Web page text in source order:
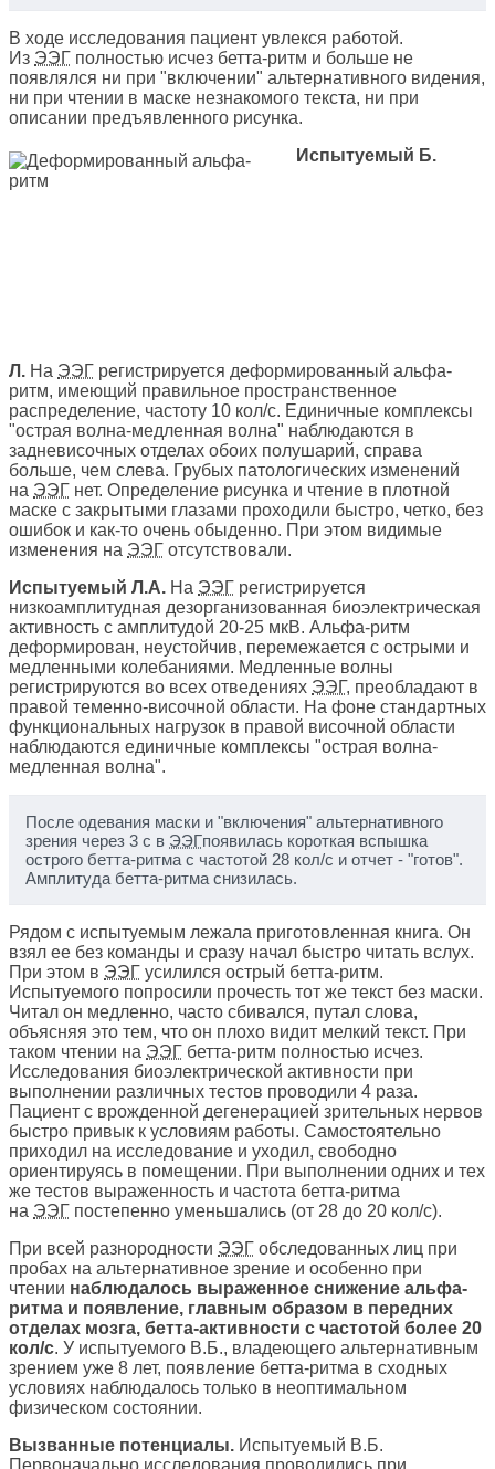
В ходе исследования пациент увлекся работой.
Из ЭЭГ полностью исчез бетта-ритм и больше не
появлялся ни при "включении" альтернативного видения,
ни при чтении в маске незнакомого текста, ни при
описании предъявленного рисунка.
Испытуемый Б.
Л. На ЭЭГ регистрируется деформированный альфа-
ритм, имеющий правильное пространственное
распределение, частоту 10 кол/с. Единичные комплексы
"острая волна-медленная волна" наблюдаются в
задневисочных отделах обоих полушарий, справа
больше, чем слева. Грубых патологических изменений
на ЭЭГ нет. Определение рисунка и чтение в плотной
маске с закрытыми глазами проходили быстро, четко, без
ошибок и как-то очень обыденно. При этом видимые
изменения на ЭЭГ отсутствовали.
Испытуемый Л.А. На ЭЭГ регистрируется
низкоамплитудная дезорганизованная биоэлектрическая
активность с амплитудой 20-25 мкВ. Альфа-ритм
деформирован, неустойчив, перемежается с острыми и
медленными колебаниями. Медленные волны
регистрируются во всех отведениях ЭЭГ, преобладают в
правой теменно-височной области. На фоне стандартных
функциональных нагрузок в правой височной области
наблюдаются единичные комплексы "острая волна-
медленная волна".
После одевания маски и "включения" альтернативного
зрения через 3 с в ЭЭГпоявилась короткая вспышка
острого бетта-ритма с частотой 28 кол/с и отчет - "готов".
Амплитуда бетта-ритма снизилась.
Рядом с испытуемым лежала приготовленная книга. Он
взял ее без команды и сразу начал быстро читать вслух.
При этом в ЭЭГ усилился острый бетта-ритм.
Испытуемого попросили прочесть тот же текст без маски.
Читал он медленно, часто сбивался, путал слова,
объясняя это тем, что он плохо видит мелкий текст. При
таком чтении на ЭЭГ бетта-ритм полностью исчез.
Исследования биоэлектрической активности при
выполнении различных тестов проводили 4 раза.
Пациент с врожденной дегенерацией зрительных нервов
быстро привык к условиям работы. Самостоятельно
приходил на исследование и уходил, свободно
ориентируясь в помещении. При выполнении одних и тех
же тестов выраженность и частота бетта-ритма
на ЭЭГ постепенно уменьшались (от 28 до 20 кол/с).
При всей разнородности ЭЭГ обследованных лиц при
пробах на альтернативное зрение и особенно при
чтении наблюдалось выраженное снижение альфа-
ритма и появление, главным образом в передних
отделах мозга, бетта-активности с частотой более 20
кол/с. У испытуемого В.Б., владеющего альтернативным
зрением уже 8 лет, появление бетта-ритма в сходных
условиях наблюдалось только в неоптимальном
физическом состоянии.
Вызванные потенциалы. Испытуемый В.Б.
Первоначально исследования проводились при